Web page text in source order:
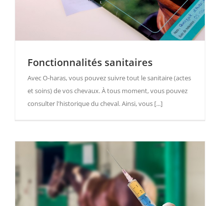
Fonctionnalités sanitaires
Avec O-haras, vous pouvez suivre tout le sanitaire (actes
et soins) de vos chevaux. À tous moment, vous pouvez
consulter l'historique du cheval. Ainsi, vous [...]